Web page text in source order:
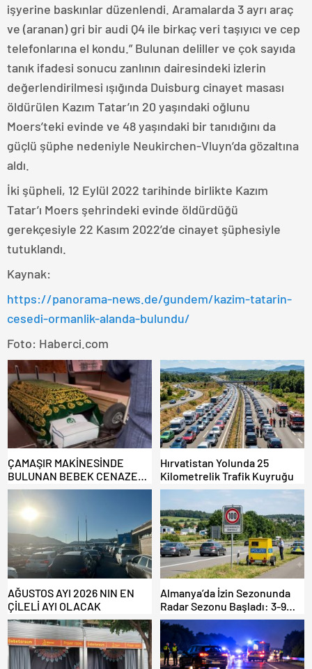
işyerine baskınlar düzenlendi. Aramalarda 3 ayrı araç
ve (aranan) gri bir audi Q4 ile birkaç veri taşıyıcı ve cep
telefonlarına el kondu.” Bulunan deliller ve çok sayıda
tanık ifadesi sonucu zanlının dairesindeki izlerin
değerlendirilmesi ışığında Duisburg cinayet masası
öldürülen Kazım Tatar’ın 20 yaşındaki oğlunu
Moers’teki evinde ve 48 yaşındaki bir tanıdığını da
güçlü şüphe nedeniyle Neukirchen-Vluyn’da gözaltına
aldı.
İki şüpheli, 12 Eylül 2022 tarihinde birlikte Kazım
Tatar’ı Moers şehrindeki evinde öldürdüğü
gerekçesiyle 22 Kasım 2022’de cinayet şüphesiyle
tutuklandı.
Kaynak:
https://panorama-news.de/gundem/kazim-tatarin-
cesedi-ormanlik-alanda-bulundu/
Foto: Haberci.com
ÇAMAŞIR MAKİNESİNDE
BULUNAN BEBEK CENAZESİ
ŞOK ETTİ
Hırvatistan Yolunda 25
Kilometrelik Trafik Kuyruğu
AĞUSTOS AYI 2026 NIN EN
ÇİLELİ AYI OLACAK
Almanya’da İzin Sezonunda
Radar Sezonu Başladı: 3-9
Ağustos’ta Radar Hız
Denetimi Yapılacak!